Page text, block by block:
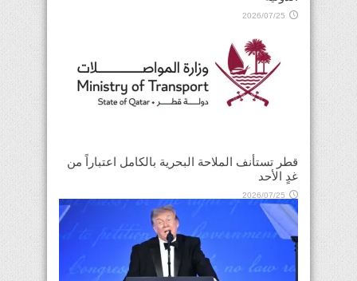
2026/07/25
قطر تستأنف الملاحة البحرية بالكامل اعتباراً من
غدٍ الأحد
2026/07/25